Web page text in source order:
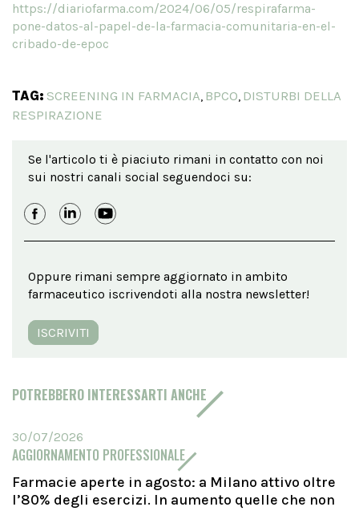
https://diariofarma.com/2024/06/05/respirafarma-
pone-datos-al-papel-de-la-farmacia-comunitaria-en-el-
cribado-de-epoc
TAG: SCREENING IN FARMACIA, BPCO, DISTURBI DELLA
RESPIRAZIONE
Se l'articolo ti è piaciuto rimani in contatto con noi
sui nostri canali social seguendoci su:
Oppure rimani sempre aggiornato in ambito
farmaceutico iscrivendoti alla nostra newsletter!
ISCRIVITI
POTREBBERO INTERESSARTI ANCHE
30/07/2026
AGGIORNAMENTO PROFESSIONALE
Farmacie aperte in agosto: a Milano attivo oltre
l’80% degli esercizi. In aumento quelle che non